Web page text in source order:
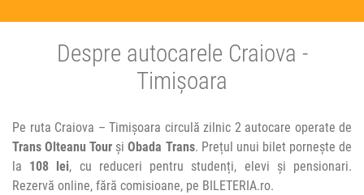
Despre autocarele Craiova -
Timișoara
Pe ruta Craiova – Timișoara circulă zilnic 2 autocare operate de
Trans Olteanu Tour șiObada Trans. Prețul unui bilet pornește de
la 108 lei, cu reduceri pentru studenți, elevi și pensionari.
Rezervă online, fără comisioane, pe BILETERIA.ro.